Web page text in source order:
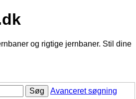
og rigtige jernbaner. Stil dine
Søg Avanceret søgning